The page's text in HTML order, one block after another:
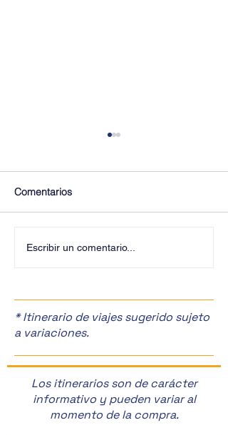
Comentarios
Escribir un comentario...
* Itinerario de viajes sugerido sujeto
a variaciones.
Los itinerarios son de carácter
informativo y pueden variar al
momento de la compra.